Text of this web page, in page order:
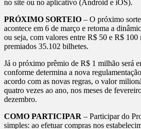
no site ou no aplicativo (Android e iOS).
PRÓXIMO SORTEIO – O próximo
acontece em 6 de março e retoma a
ou seja, com valores entre R$ 50 e R$
premiados 35.102 bilhetes.
Já o próximo prêmio de R$ 1 milhão será
conforme determina a nova
acordo com as novas regras, o valor
quatro vezes ao ano, nos meses de
dezembro.
COMO PARTICIPAR – Participar do
simples: ao efetuar compras nos